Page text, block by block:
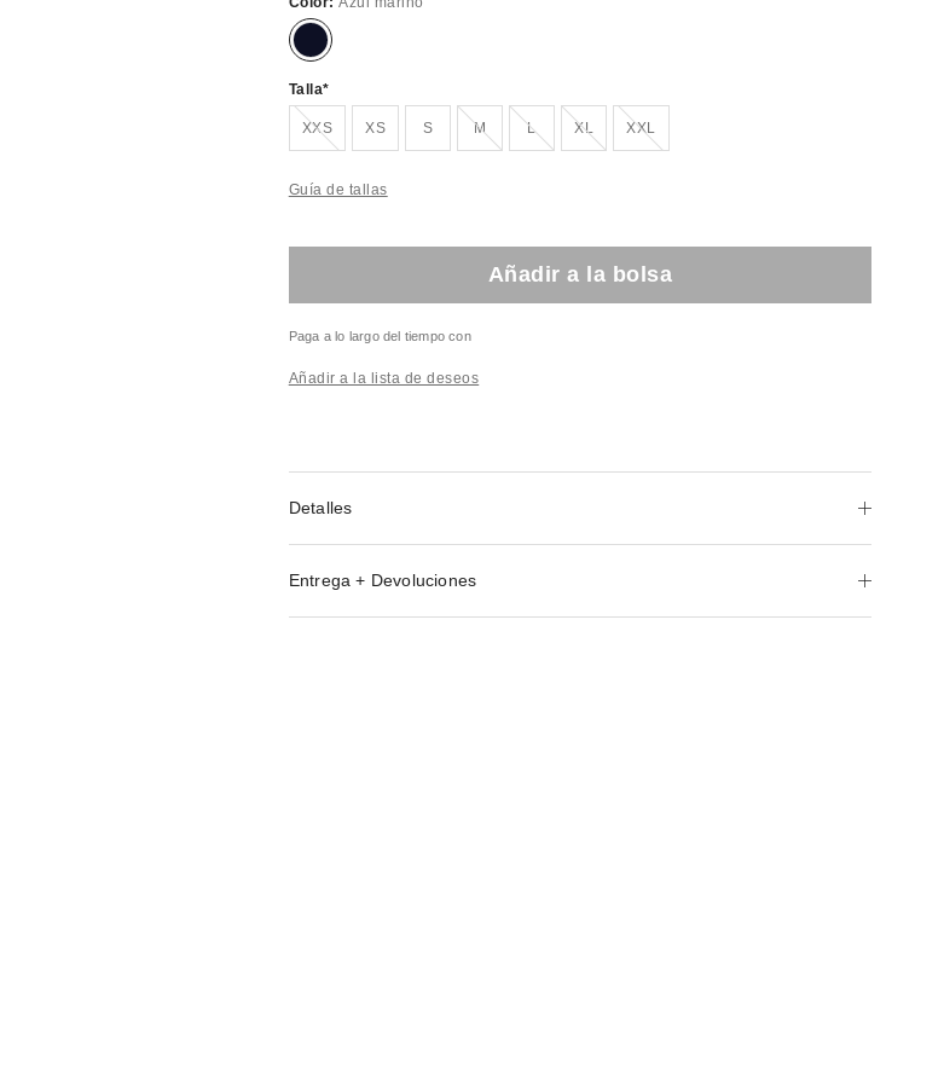
Talla
XXS¡Agotado!
XS S M¡Agotado!
L¡Agotado!
XL¡Agotado!
XXL¡Agotado!
Guía de tallas
Añadir a la bolsa
Paga a lo largo del tiempo con
Añadir a la lista de deseos
Detalles
Entrega + Devoluciones